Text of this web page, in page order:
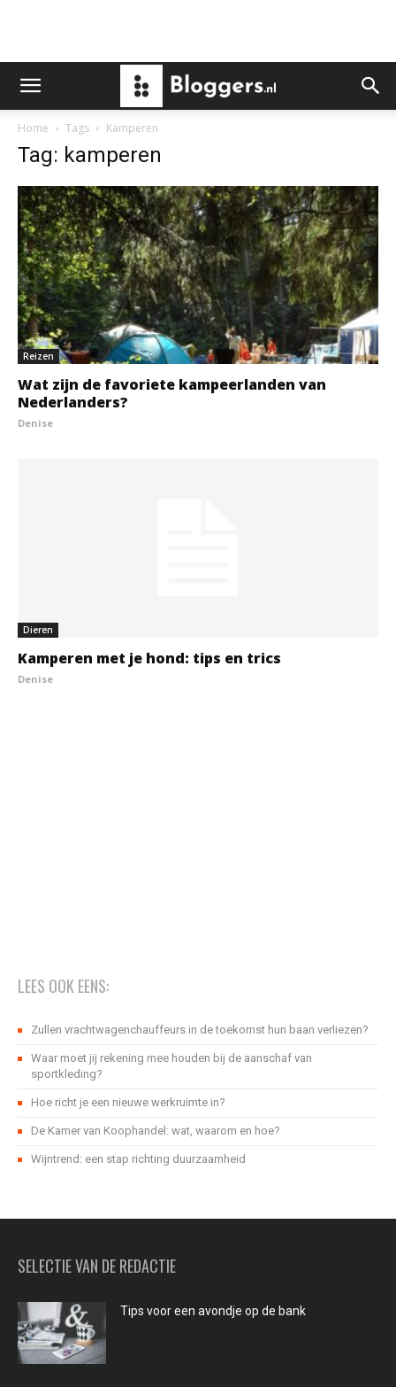
Home Tags Kamperen
Tag: kamperen
Reizen
Wat zijn de favoriete kampeerlanden van
Nederlanders?
Denise
Dieren
Kamperen met je hond: tips en trics
Denise
LEES OOK EENS:
Zullen vrachtwagenchauffeurs in de toekomst hun baan verliezen?
Waar moet jij rekening mee houden bij de aanschaf van
sportkleding?
Hoe richt je een nieuwe werkruimte in?
De Kamer van Koophandel: wat, waarom en hoe?
Wijntrend: een stap richting duurzaamheid
SELECTIE VAN DE REDACTIE
Tips voor een avondje op de bank